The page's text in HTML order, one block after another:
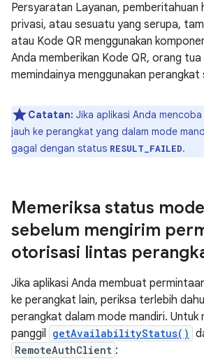
Persyaratan Layanan, pemberitahuan
privasi, atau sesuatu yang serupa,
atau Kode QR menggunakan
Anda memberikan Kode QR, orang
memindainya menggunakan perangkat
Catatan: Jika aplikasi Anda
jauh ke perangkat yang dalam mode
gagal dengan status RESULT_FAILED.
Memeriksa status
sebelum mengirim
otorisasi lintas
Jika aplikasi Anda membuat
ke perangkat lain, periksa terlebih
perangkat dalam mode mandiri. Untuk
panggil getAvailabilityStatus()
RemoteAuthClient :